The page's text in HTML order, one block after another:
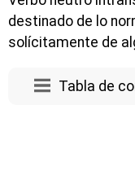
destinado de lo
solícitamente de
Tabla de